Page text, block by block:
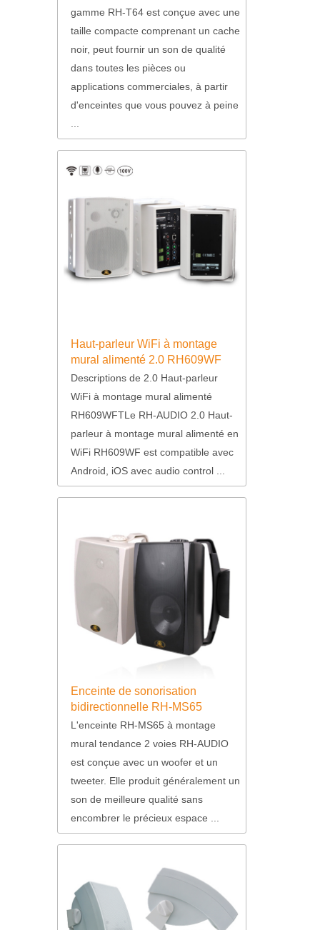
gamme RH-T64 est conçue avec une
taille compacte comprenant un cache
noir, peut fournir un son de qualité
dans toutes les pièces ou
applications commerciales, à partir
d'enceintes que vous pouvez à peine
Haut-parleur WiFi à montage
mural alimenté 2.0 RH609WF
Descriptions de 2.0 Haut-parleur
WiFi à montage mural alimenté
RH609WFTLe RH-AUDIO 2.0 Haut-
parleur à montage mural alimenté en
WiFi RH609WF est compatible avec
Android, iOS avec audio control ...
Enceinte de sonorisation
bidirectionnelle RH-MS65
L'enceinte RH-MS65 à montage
mural tendance 2 voies RH-AUDIO
est conçue avec un woofer et un
tweeter. Elle produit généralement un
son de meilleure qualité sans
encombrer le précieux espace ...